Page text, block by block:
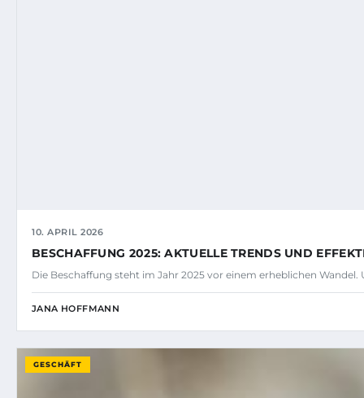
10. APRIL 2026
BESCHAFFUNG 2025: AKTUELLE TRENDS UND
Die Beschaffung steht im Jahr 2025 vor einem erheblichen
JANA HOFFMANN
GESCHÄFT